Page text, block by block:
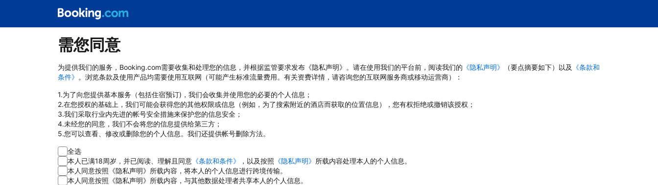
需您同意
为提供我们的服务，Booking.com需要收集和处理您的信息，并根据监管要求发布《隐私声明》。请在使用我们的平台前，阅读我们的 《隐私声明》 （要点摘要如下）以及 《条款和
条件》 。浏览条款及使用产品均需要使用互联网（可能产生标准流量费用。有关资费详情，请咨询您的互联网服务商或移动运营商）：
1.为了向您提供基本服务（包括住宿预订)，我们会收集并使用您的必要的个人信息；
2.在您授权的基础上，我们可能会获得您的其他权限或信息（例如，为了搜索附近的酒店而获取的位置信息），您有权拒绝或撤销该授权；
3.我们采取行业内先进的帐号安全措施来保护您的信息安全；
4.未经您的同意，我们不会将您的信息提供给第三方；
5.您可以查看、修改或删除您的个人信息。我们还提供帐号删除方法。
全选
本人已满18周岁，并已阅读、理解且同意 《条款和条件》 ，以及按照 《隐私声明》 所载内容处理本人的个人信息。
本人同意按照《隐私声明》所载内容，将本人的个人信息进行跨境传输。
本人同意按照《隐私声明》所载内容，与其他数据处理者共享本人的个人信息。